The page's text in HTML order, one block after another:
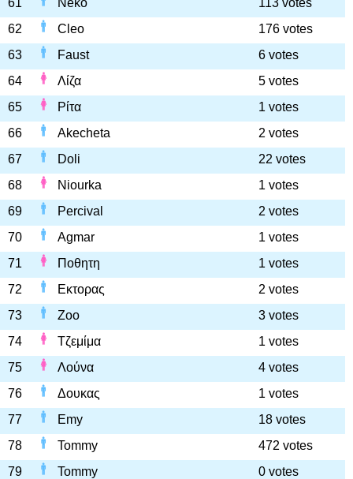
61 Neko
113 votes
62
Cleo
176 votes
63
Faust
6 votes
64
Λίζα
5 votes
65
Ρίτα
1 votes
66
Akecheta
2 votes
67
Doli
22 votes
68
Niourka
1 votes
69
Percival
2 votes
70
Agmar
1 votes
71
Ποθητη
1 votes
72
Εκτορας
2 votes
73
Zoo
3 votes
74
Τζεμίμα
1 votes
75
Λούνα
4 votes
76
Δουκας
1 votes
77
Emy
18 votes
78
Tommy
472 votes
79
Tommy
0 votes